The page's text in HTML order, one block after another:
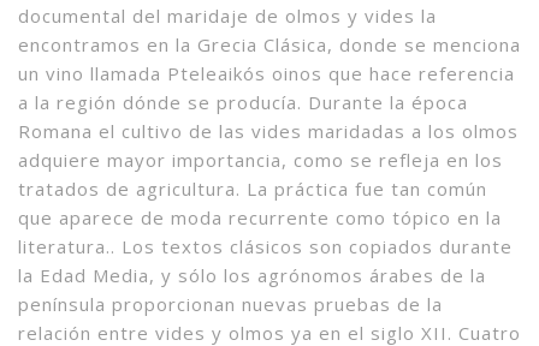
documental del maridaje de olmos y vides la
encontramos en la Grecia Clásica, donde se menciona
un vino llamada Pteleaikós oinos que hace referencia
a la región dónde se producía. Durante la época
Romana el cultivo de las vides maridadas a los olmos
adquiere mayor importancia, como se refleja en los
tratados de agricultura. La práctica fue tan común
que aparece de moda recurrente como tópico en la
literatura.. Los textos clásicos son copiados durante
la Edad Media, y sólo los agrónomos árabes de la
península proporcionan nuevas pruebas de la
relación entre vides y olmos ya en el siglo XII. Cuatro